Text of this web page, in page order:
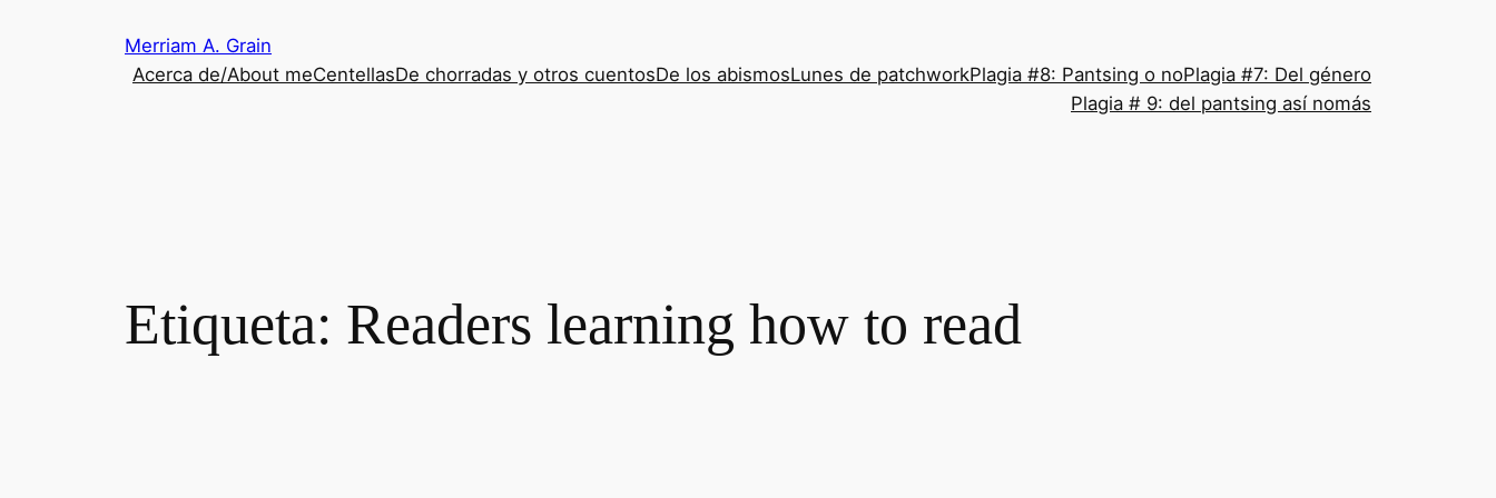
Merriam A. Grain
Acerca de/About meCentellasDe chorradas y otros cuentosDe los abismosLunes de patchworkPlagia #8: Pantsing o noPlagia #7: Del género
Plagia # 9: del pantsing así nomás
Etiqueta: Readers learning how to read